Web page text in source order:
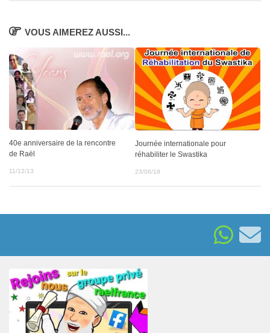
VOUS AIMEREZ AUSSI...
40e anniversaire de la rencontre
de Raël
11/12/13
Journée internationale pour
réhabiliter le Swastika
23/06/18